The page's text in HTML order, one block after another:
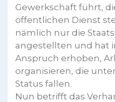
Gewerkschaft führt,
öffentlichen Dienst
nämlich nur die
angestellten und hat
Anspruch erhoben,
organisieren, die
Status fallen.
Nun betrifft das